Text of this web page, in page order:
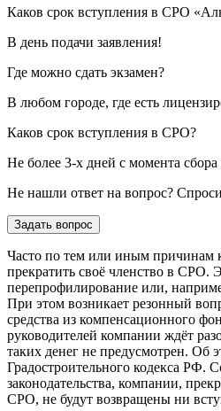
Каков срок вступления в СРО
В день подачи заявления!
Где можно сдать экзамен?
В любом городе, где есть
Каков срок вступления в СРО?
Не более 3-х дней с момента
Не нашли ответ на вопрос?
Задать вопрос
Часто по тем или иным причинам
прекратить своё членство в СРО.
перепрофилирование или,
При этом возникает резонный
средства из компенсационного
руководителей компании ждёт
таких денег не предусмотрен. Об
Градостроительного кодекса РФ.
законодательства, компании,
СРО, не будут возвращены ни